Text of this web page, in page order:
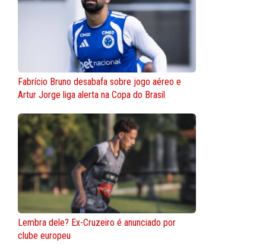
Fabrício Bruno desabafa sobre jogo aéreo e
Artur Jorge liga alerta na Copa do Brasil
Lembra dele? Ex-Cruzeiro é anunciado por
clube europeu